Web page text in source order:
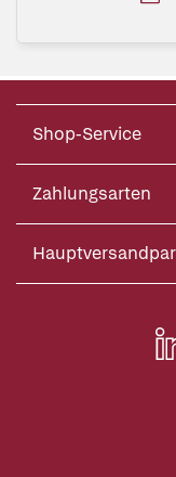
Shop-Service
Zahlungsarten